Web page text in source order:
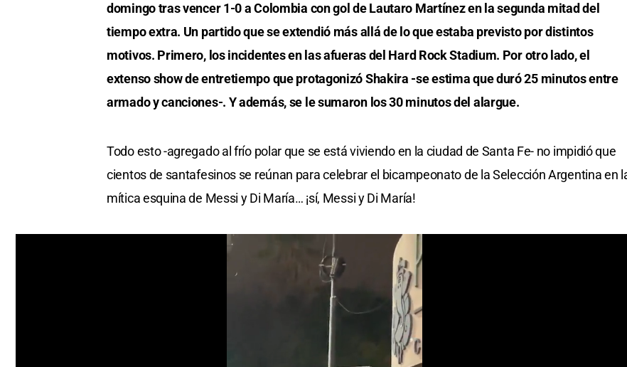
domingo tras vencer 1-0 a Colombia con gol de Lautaro Martínez en la segunda mitad del
tiempo extra. Un partido que se extendió más allá de lo que estaba previsto por distintos
motivos. Primero, los incidentes en las afueras del Hard Rock Stadium. Por otro lado, el
extenso show de entretiempo que protagonizó Shakira -se estima que duró 25 minutos entre
armado y canciones-. Y además, se le sumaron los 30 minutos del alargue.
Todo esto -agregado al frío polar que se está viviendo en la ciudad de Santa Fe- no impidió que
cientos de santafesinos se reúnan para celebrar el bicampeonato de la Selección Argentina en
mítica esquina de Messi y Di María… ¡sí, Messi y Di María!